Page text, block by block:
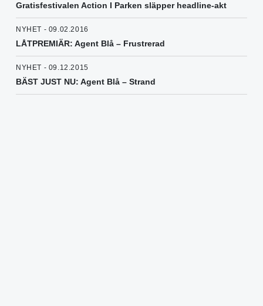
Gratisfestivalen Action I Parken släpper headline-akt
NYHET - 09.02.2016
LÅTPREMIÄR: Agent Blå – Frustrerad
NYHET - 09.12.2015
BÄST JUST NU: Agent Blå – Strand